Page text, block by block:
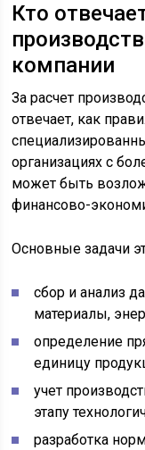
Кто
компании
За расчет
отвечает, как
организациях с
может быть
финансово-
Основные задачи
сбор и анализ
материалы,
определение
единицу
учет
этапу
разработка